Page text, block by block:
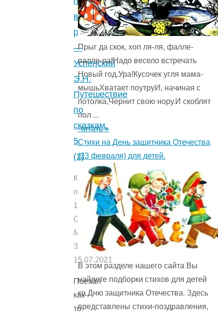
4.3
(6)"
волшебной
реке
—
Успенский
Э.Н.
Путешествие
по
сказкам.
5
(2)
Количество
прочтений:
1634
Опубликовано:
Мишуткой
31.10.2022
15.07.2021
Поехал
как-
то
Прыг да скок, хоп ля-ля, фалле-
ралле-ра!Надо весело встречать
Новый год.Ура!Кусочек угля мама-
мышьХватает поутруИ, начиная с
потолка,Чернит свою нору.И скоблят
пол ...
Читать »
Стихи на День защитника Отечества
(23 февраля) для детей.
В этом разделе нашего сайта Вы
найдете подборки стихов для детей
ко Дню защитника Отечества. Здесь
представлены стихи-поздравления,